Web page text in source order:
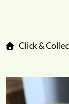
Click &